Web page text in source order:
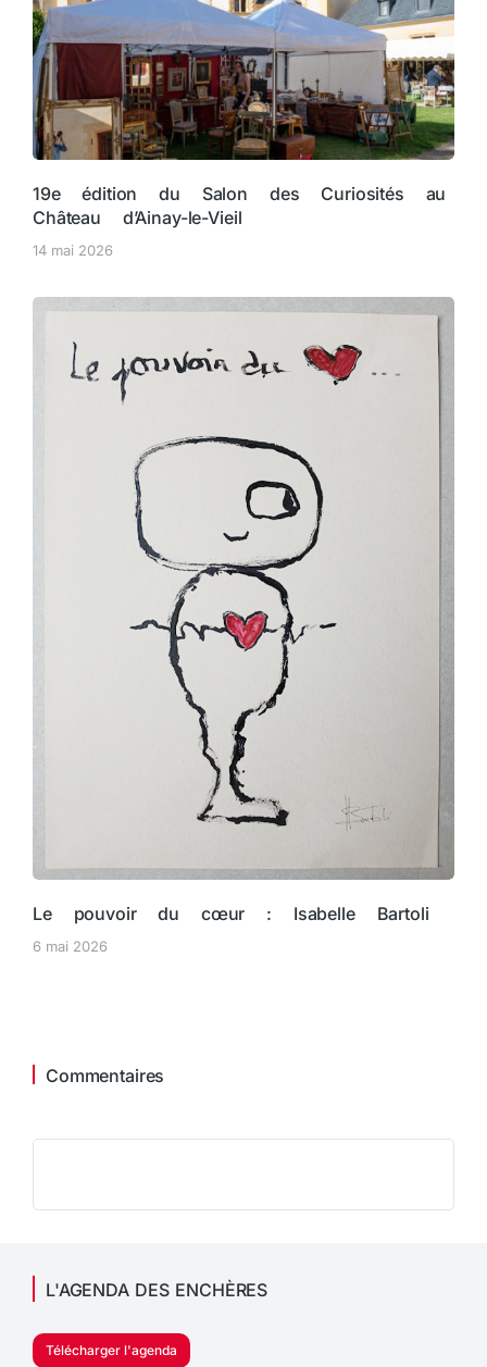
19e édition du Salon des Curiosités au
Château d’Ainay-le-Vieil
14 mai 2026
Le pouvoir du cœur : Isabelle Bartoli
6 mai 2026
Commentaires
L'AGENDA DES ENCHÈRES
Télécharger l'agenda